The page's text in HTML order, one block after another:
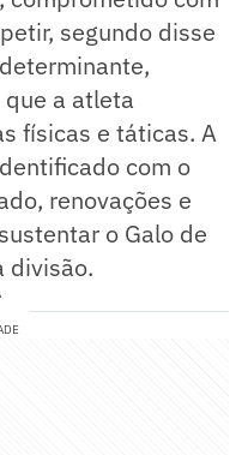
segundo disse
a atleta
físicas e táticas. A
com o
renovações e
o Galo de
divisão.